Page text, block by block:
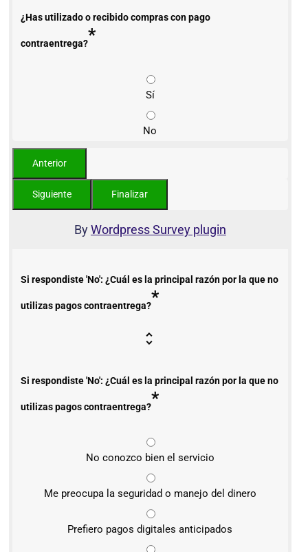
¿Has utilizado o recibido compras con pago
contraentrega?*
Sí
No
ByWordpress Survey plugin
Si respondiste 'No': ¿Cuál es la principal razón por la que no
utilizas pagos contraentrega?*
Si respondiste 'No': ¿Cuál es la principal razón por la que no
utilizas pagos contraentrega?*
No conozco bien el servicio
Me preocupa la seguridad o manejo del dinero
Prefiero pagos digitales anticipados